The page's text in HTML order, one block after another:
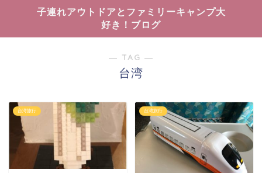
子連れアウトドアとファミリーキャンプ大
好き！ブログ
― TAG ―
台湾
台湾旅行 台湾旅行